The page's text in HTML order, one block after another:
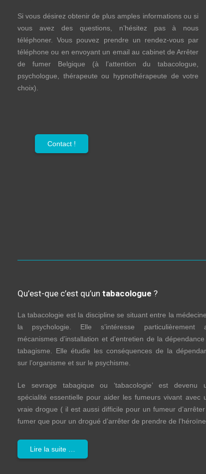
Si vous désirez obtenir de plus amples informations ou si
vous avez des questions, n’hésitez pas à nous
téléphoner. Vous pouvez prendre un rendez-vous par
téléphone ou en envoyant un email au cabinet de Arrêter
de fumer Belgique (à l’attention du tabacologue,
psychologue, thérapeute ou hypnothérapeute de votre
choix).
Contact !
Qu’est-que c’est qu’un tabacologue ?
La tabacologie est la discipline se situant entre la
la psychologie. Elle s’intéresse particulièrement
mécanismes d’installation et d’entretien de la
tabagisme. Elle étudie les conséquences de la
sur l’organisme et sur le psychisme.
Le sevrage tabagique ou ‘tabacologie’ est devenu
spécialité essentielle pour aider les fumeurs vivant avec
vraie drogue ( il est aussi difficile pour un fumeur
fumer que pour un drogué d’arrêter de prendre de
Lire la suite …